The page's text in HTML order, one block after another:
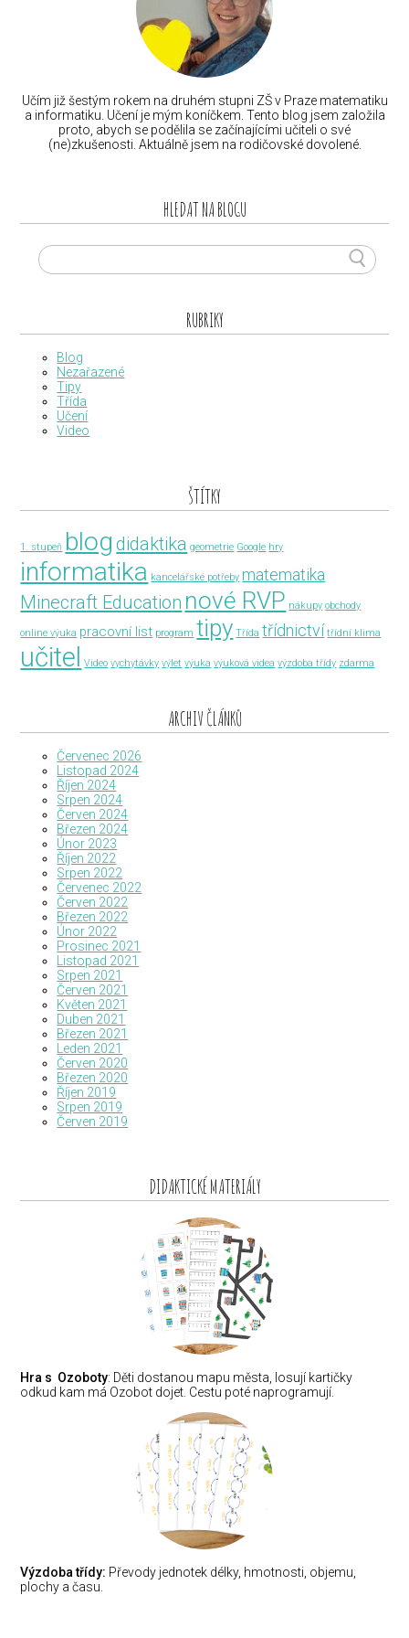
Učím již šestým rokem na druhém stupni ZŠ v Praze matematiku
a informatiku. Učení je mým koníčkem. Tento blog jsem založila
proto, abych se podělila se začínajícími učiteli o své
(ne)zkušenosti. Aktuálně jsem na rodičovské dovolené.
HLEDAT NA BLOGU
RUBRIKY
Blog
Nezařazené
Tipy
Třída
Učení
Video
ŠTÍTKY
1. stupeň blog didaktika geometrie Google hry
informatika kancelářské potřeby matematika
Minecraft Education nové RVP nákupy obchody
online výuka pracovní list program tipy Třída třídnictví třídní klima
učitel Video vychytávky výlet výuka výuková videa výzdoba třídy zdarma
ARCHIV ČLÁNKŮ
Červenec 2026
Listopad 2024
Říjen 2024
Srpen 2024
Červen 2024
Březen 2024
Únor 2023
Říjen 2022
Srpen 2022
Červenec 2022
Červen 2022
Březen 2022
Únor 2022
Prosinec 2021
Listopad 2021
Srpen 2021
Červen 2021
Květen 2021
Duben 2021
Březen 2021
Leden 2021
Červen 2020
Březen 2020
Říjen 2019
Srpen 2019
Červen 2019
DIDAKTICKÉ MATERIÁLY
Hra s Ozoboty: Děti dostanou mapu města, losují kartičky
odkud kam má Ozobot dojet. Cestu poté naprogramují.
Výzdoba třídy: Převody jednotek délky, hmotnosti, objemu,
plochy a času.